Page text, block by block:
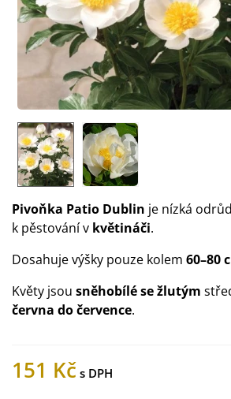
Pivoňka Patio Dublin je nízká
k pěstování v květináči.
Dosahuje výšky pouze kolem 60–80
Květy jsou sněhobílé se žlutým
června do července.
151 Kč